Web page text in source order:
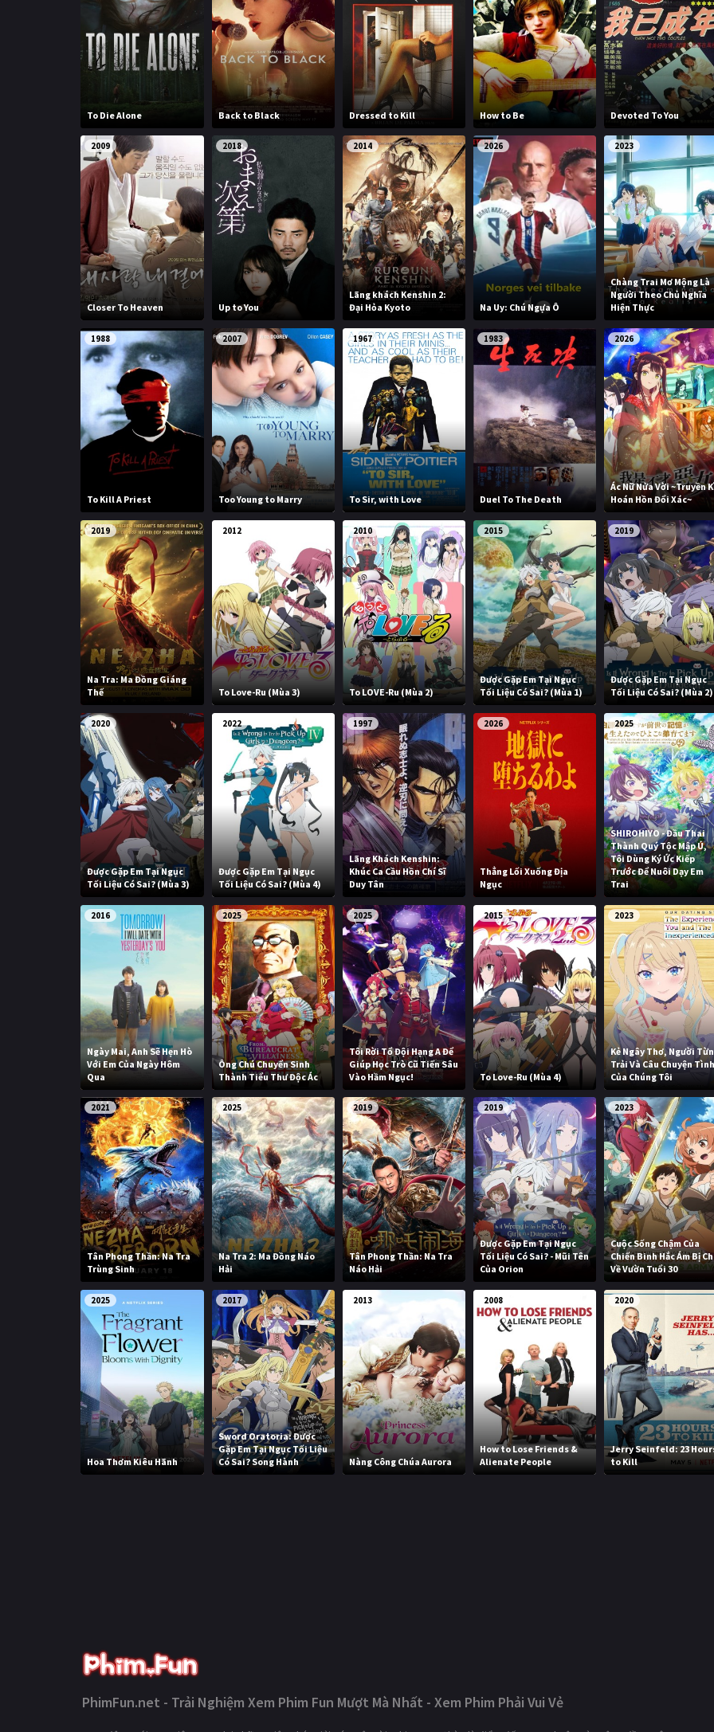
To Die Alone Back to Black Dressed to Kill How to Be Devoted To You
2009
Closer To Heaven
2018
Up to You
2014
Lãng khách Kenshin 2:
Đại Hỏa Kyoto
2026
Na Uy: Chú Ngựa Ô
2023
Chàng Trai Mơ Mộng Là
Người Theo Chủ Nghĩa
Hiện Thực
1988
To Kill A Priest
2007
Too Young to Marry
1967
To Sir, with Love
1983
Duel To The Death
2026
Ác Nữ Nửa Vời ~Truyền
Hoán Hồn Đổi Xác~
2019
Na Tra: Ma Đồng Giáng
Thế
2012
To Love-Ru (Mùa 3)
2010
To LOVE-Ru (Mùa 2)
2015
Được Gặp Em Tại Ngục
Tối Liệu Có Sai? (Mùa 1)
2019
Được Gặp Em Tại Ngục
Tối Liệu Có Sai? (Mùa 2)
2020
Được Gặp Em Tại Ngục
Tối Liệu Có Sai? (Mùa 3)
2022
Được Gặp Em Tại Ngục
Tối Liệu Có Sai? (Mùa 4)
1997
Lãng Khách Kenshin:
Khúc Ca Cầu Hồn Chí Sĩ
Duy Tân
2026
Thẳng Lối Xuống Địa
Ngục
2025
SHIROHIYO - Đầu Thai
Thành Quý Tộc Mập Ú,
Tôi Dùng Ký Ức Kiếp
Trước Để Nuôi Dạy Em
Trai
2016
Ngày Mai, Anh Sẽ Hẹn Hò
Với Em Của Ngày Hôm
Qua
2025
Ông Chú Chuyển Sinh
Thành Tiểu Thư Độc Ác
2025
Tôi Rời Tổ Đội Hạng A Để
Giúp Học Trò Cũ Tiến Sâu
Vào Hầm Ngục!
2015
To Love-Ru (Mùa 4)
2023
Kẻ Ngây Thơ, Người
Trải Và Câu Chuyện Tình
Của Chúng Tôi
2021
Tân Phong Thần: Na Tra
Trùng Sinh
2025
Na Tra 2: Ma Đồng Náo
Hải
2019
Tân Phong Thần: Na Tra
Náo Hải
2019
Được Gặp Em Tại Ngục
Tối Liệu Có Sai? - Mũi Tên
Của Orion
2023
Cuộc Sống Chậm Của
Chiến Binh Hắc Ám Bị
Về Vườn Tuổi 30
2025
Hoa Thơm Kiêu Hãnh
2017
Sword Oratoria: Được
Gặp Em Tại Ngục Tối Liệu
Có Sai? Song Hành
2013
Nàng Công Chúa Aurora
2008
How to Lose Friends &
Alienate People
2020
Jerry Seinfeld: 23
to Kill
PhimFun.net - Trải Nghiệm Xem Phim Fun Mượt Mà Nhất - Xem Phim Phải Vui Vẻ